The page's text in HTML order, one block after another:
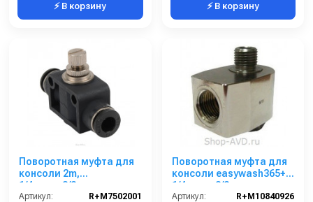
⚡ В корзину ⚡ В корзину
Поворотная муфта для
консоли 2m,
1/4внеш-3/8внут
Артикул:
R+M7502001
Поворотная муфта для
консоли easywash365+,
1/4внеш-3/8внут
Артикул:
R+M10840926